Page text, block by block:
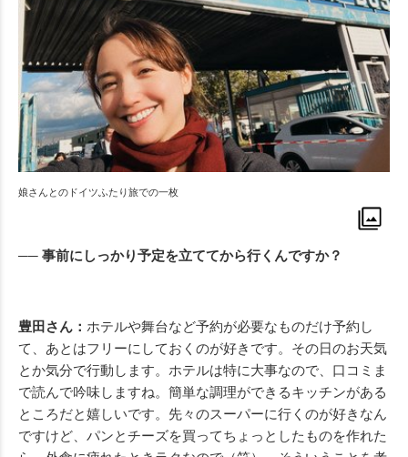
娘さんとのドイツふたり旅での一枚
── 事前にしっかり予定を立ててから行くんですか？
豊田さん： ホテルや舞台など予約が必要なものだけ予約し
て、あとはフリーにしておくのが好きです。その日のお天気
とか気分で行動します。ホテルは特に大事なので、口コミま
で読んで吟味しますね。簡単な調理ができるキッチンがある
ところだと嬉しいです。先々のスーパーに行くのが好きなん
ですけど、パンとチーズを買ってちょっとしたものを作れた